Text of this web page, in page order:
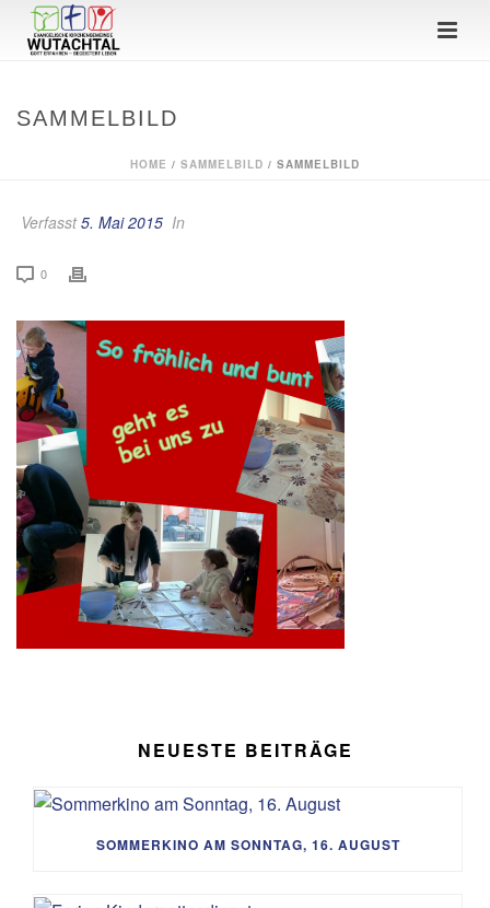
SAMMELBILD
HOME / SAMMELBILD / SAMMELBILD
Verfasst5. Mai 2015 In
0
NEUESTE BEITRÄGE
SOMMERKINO AM SONNTAG, 16. AUGUST